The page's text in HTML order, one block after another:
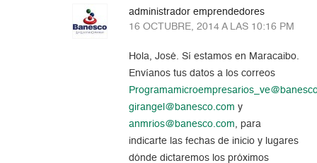
administrador emprendedores
16 OCTUBRE, 2014 A LAS 10:16 PM
Hola, José. Sí estamos en Maracaibo.
Envíanos tus datos a los correos
girangel@banesco.com y
anmrios@banesco.com , para
indicarte las fechas de inicio y lugares
dónde dictaremos los próximos